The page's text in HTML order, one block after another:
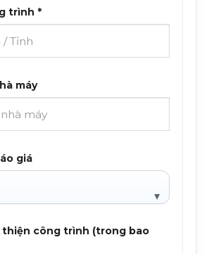
trình *
máy
giá
thiện công trình (trong bao